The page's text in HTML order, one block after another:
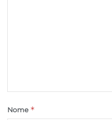
Nome *